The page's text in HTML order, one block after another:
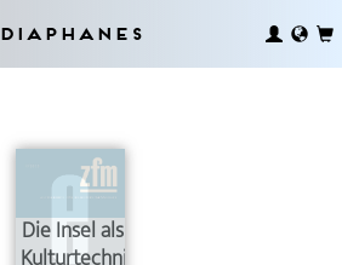
Diaphanes
Die Insel als